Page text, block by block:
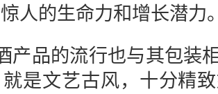
人的生命力和增长潜力
产品的流行也与其包装
是文艺古风，十分精